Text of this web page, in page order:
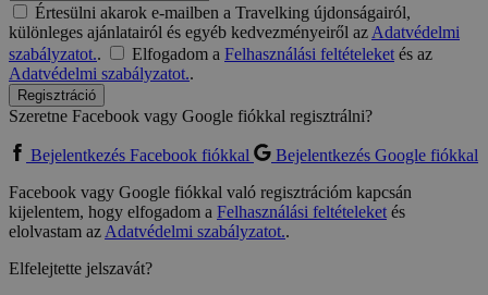
Értesülni akarok e-mailben a Travelking újdonságairól,
különleges ajánlatairól és egyéb kedvezményeiről azAdatvédelmi
szabályzatot.. Elfogadom a Felhasználási feltételeketés az
Adatvédelmi szabályzatot..
Regisztráció
Szeretne Facebook vagy Google fiókkal regisztrálni?
Bejelentkezés Facebook fiókkal
Bejelentkezés Google fiókkal
Facebook vagy Google fiókkal való regisztrációm kapcsán
kijelentem, hogy elfogadom a Felhasználási feltételeketés
elolvastam azAdatvédelmi szabályzatot..
Elfelejtette jelszavát?